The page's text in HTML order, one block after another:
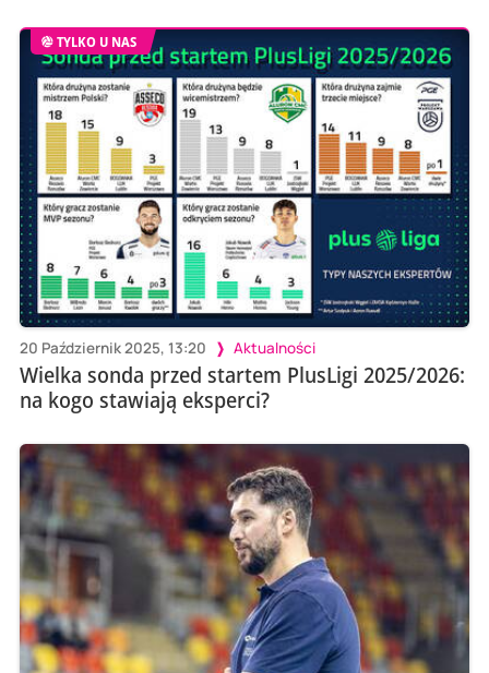
TYLKO U NAS
20 Październik 2025, 13:20 Aktualności
Wielka sonda przed startem PlusLigi 2025/2026:
na kogo stawiają eksperci?